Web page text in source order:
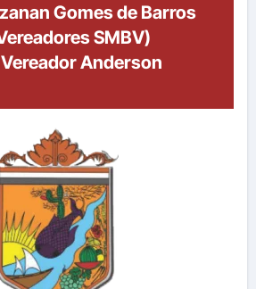
Gomes de Barros
SMBV)
Anderson